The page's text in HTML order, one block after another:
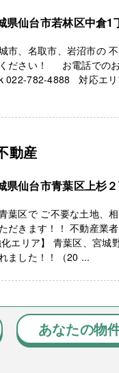
県仙台市若林区中倉1
市、名取市、岩沼市の
ださい！ お電話での
022-782-4888 対応エリ
動産
県仙台市青葉区上杉
葉区で ご不要な土地、
だきます！！ 不動産業
エリア】 青葉区、宮
ました！！（20 ...
あなたの物